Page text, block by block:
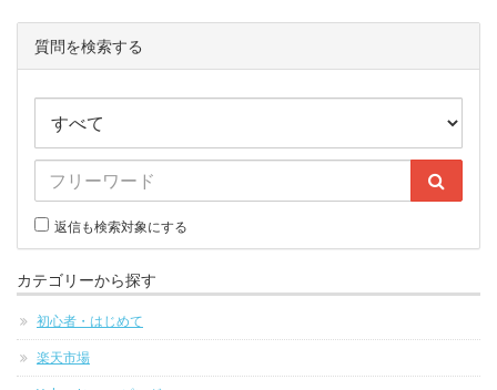
質問を検索する
返信も検索対象にする
カテゴリーから探す
初心者・はじめて
楽天市場